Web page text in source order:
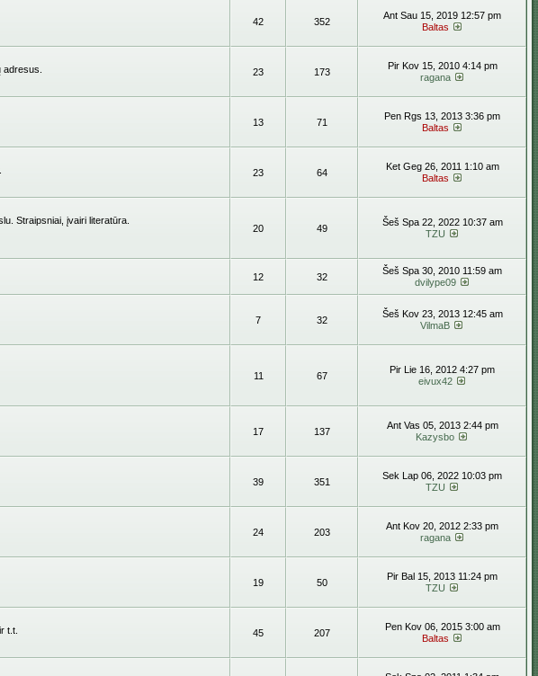
42 352
Ant Sau 15, 2019 12:57 pm
Baltas
23 173
Pir Kov 15, 2010 4:14 pm
ragana
13 71
Pen Rgs 13, 2013 3:36 pm
Baltas
23 64
Ket Geg 26, 2011 1:10 am
Baltas
Straipsniai, įvairi literatūra.
20 49
Šeš Spa 22, 2022 10:37 am
TZU
12 32
Šeš Spa 30, 2010 11:59 am
dvilype09
7 32
Šeš Kov 23, 2013 12:45 am
VilmaB
11 67
Pir Lie 16, 2012 4:27 pm
eivux42
17 137
Ant Vas 05, 2013 2:44 pm
Kazysbo
39 351
Sek Lap 06, 2022 10:03 pm
TZU
24 203
Ant Kov 20, 2012 2:33 pm
ragana
19 50
Pir Bal 15, 2013 11:24 pm
TZU
t.t.
45 207
Pen Kov 06, 2015 3:00 am
Baltas